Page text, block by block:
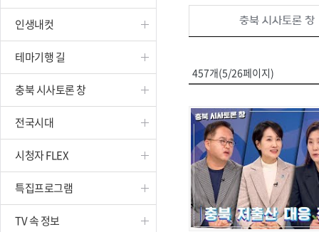
보은
옥천
시청자 FLEX
특집프로그램
인생내컷
테마기행 길
충북 시사토론 창
전국시대
시청자 FLEX
특집프로그램
TV 속 정보
충북 시사토론 창
457개(5/26페이지)